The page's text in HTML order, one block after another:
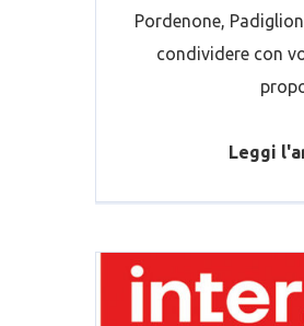
Pordenone,
condividere con
Leggi